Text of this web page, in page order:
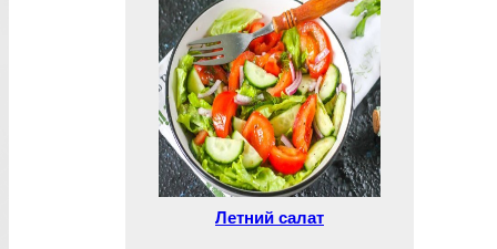
Летний салат